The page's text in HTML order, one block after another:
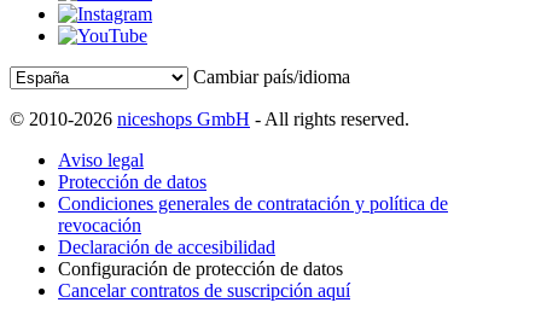
Cambiar país/idioma
© 2010-2026 niceshops GmbH - All rights reserved.
Aviso legal
Protección de datos
Condiciones generales de contratación y política de
revocación
Declaración de accesibilidad
Configuración de protección de datos
Cancelar contratos de suscripción aquí